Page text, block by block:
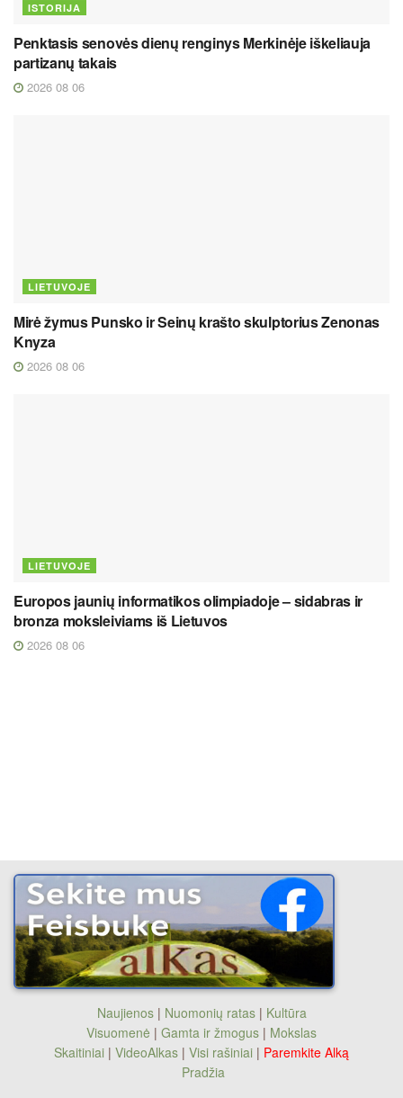
ISTORIJA
Penktasis senovės dienų renginys Merkinėje iškeliauja
partizanų takais
2026 08 06
LIETUVOJE
Mirė žymus Punsko ir Seinų krašto skulptorius Zenonas
Knyza
2026 08 06
LIETUVOJE
Europos jaunių informatikos olimpiadoje – sidabras ir
bronza moksleiviams iš Lietuvos
2026 08 06
Naujienos| Nuomonių ratas| Kultūra
Visuomenė | Gamta ir žmogus | Mokslas
Skaitiniai | VideoAlkas | Visi rašiniai | Paremkite Alką
Pradžia